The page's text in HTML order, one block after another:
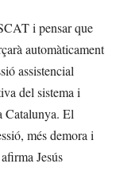
i pensar que
automàticament
assistencial
del sistema i
Catalunya. El
més demora i
Jesús